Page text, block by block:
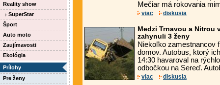
Reality show
SuperStar
Šport
Auto moto
Zaujímavosti
Ekológia
Prílohy
Pre ženy
Mečiar má rokovania
viac diskusia
Medzi Trnavou a Nitrou
zahynuli 3 ženy
Niekoľko zamestnancov
domov. Autobus, ktorý
14:30 havaroval na
odbočkou na Sereď.
viac diskusia